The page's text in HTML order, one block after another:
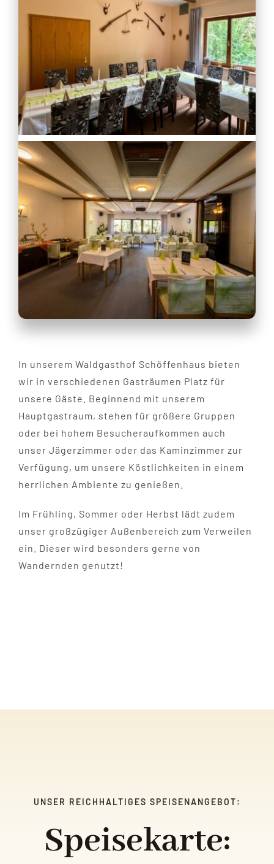
In unserem Waldgasthof Schöffenhaus bieten
wir in verschiedenen Gasträumen Platz für
unsere Gäste. Beginnend mit unserem
Hauptgastraum, stehen für größere Gruppen
oder bei hohem Besucheraufkommen auch
unser Jägerzimmer oder das Kaminzimmer zur
Verfügung, um unsere Köstlichkeiten in einem
herrlichen Ambiente zu genießen.
Im Frühling, Sommer oder Herbst lädt zudem
unser großzügiger Außenbereich zum Verweilen
ein. Dieser wird besonders gerne von
Wandernden genutzt!
UNSER REICHHALTIGES SPEISENANGEBOT:
Speisekarte: